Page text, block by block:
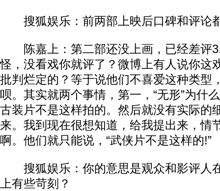
搜狐娱乐：前两部上映后口碑和评论
陈嘉上：第二部还没上画，已经差评
怪，没看戏你就评了？微博上有人说你这
批判烂定的？等于说他们不喜爱这种类型
呗。其实就两个事情，第一，“无形”为什
古装片不是这样拍的。然后就没有实际的
来。我到现在很想知道，给我提出来，情
啊。他们就只能说，“武侠片不是这样的!”
搜狐娱乐：你的意思是观众和影评人
上有些苛刻？